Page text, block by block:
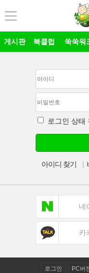
게시판 북클럽 쑥쑥워
로그인 상태
아이디 찾기 |
네
카
로그인 PC버